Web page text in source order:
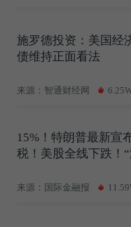
施罗德投资：美国经
债维持正面看法
来源：智通财经网
15%！特朗普最新宣
税！美股全线下跌！“
来源：国际金融报